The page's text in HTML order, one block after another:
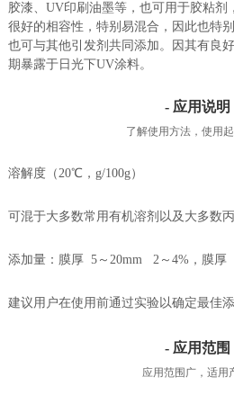
胶漆、UV印刷油墨等，也可用于胶粘
很好的相容性，特别易混合，因此也特
也可与其他引发剂共同添加。因其有良
期暴露于日光下UV涂料。
- 应用说明
了解使用方法，使用
溶解度（20℃，g/100g）
可混于大多数常用有机溶剂以及大多数丙
添加量：膜厚 5～20mm 2～4%，膜厚
建议用户在使用前通过实验以确定最佳添
- 应用范围
应用范围广，适用